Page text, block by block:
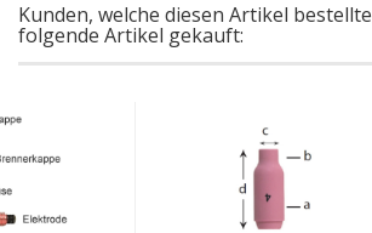
Kunden, welche diesen Artikel
folgende Artikel gekauft: